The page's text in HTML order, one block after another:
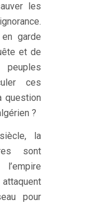
les
garde
et de
ces
question
?
la
sont
pour